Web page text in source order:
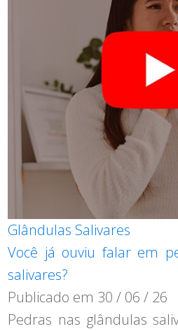
Glândulas Salivares
Você já ouviu falar em
salivares?
Publicado em 30 / 06 / 26
Pedras nas glândulas